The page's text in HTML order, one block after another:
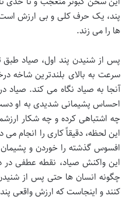
پند، یک حرف کلی و بی ارزش است
ها را می زند.
پس از شنیدن پند اول، صیاد طبق
سرعت به بالای بلندترین شاخه
آنجا به صیاد نگاه می کند. صیاد
احساس پشیمانی شدیدی به او
چه اشتباهی کرده و چه شکار
این لحظه، دقیقاً کاری را انجام می
افسوس گذشته را خوردن و
این واکنش صیاد، نقطه عطفی
چگونه انسان ها حتی پس از
کنند و اینجاست که ارزش واقعی